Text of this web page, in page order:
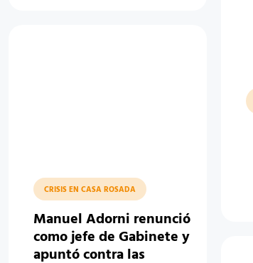
CRISIS EN CASA ROSADA
Manuel Adorni renunció
como jefe de Gabinete y
apuntó contra las